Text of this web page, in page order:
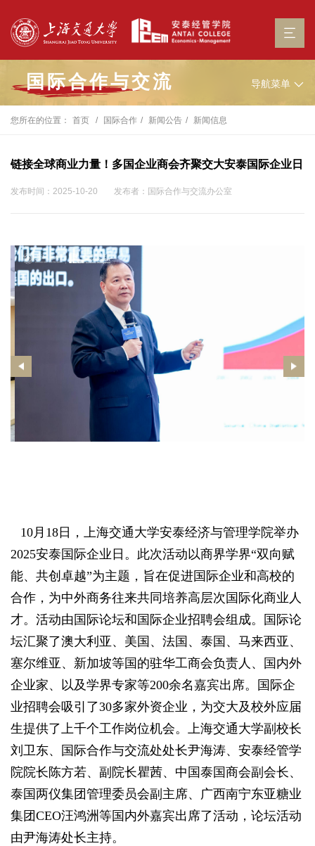
国际合作与交流 导航菜单
您所在的位置： 首页 国际合作 新闻公告 新闻信息
链接全球商业力量！多国企业商会齐聚交大安泰国际企业日
发布时间：2025-10-20 发布者：国际合作与交流办公室
10月18日，上海交通大学安泰经济与管理学院举办
2025安泰国际企业日。此次活动以商界学界“双向赋
能、共创卓越”为主题，旨在促进国际企业和高校的
合作，为中外商务往来共同培养高层次国际化商业人
才。 活动由国际论坛和国际企业招聘会组成。
国际论
坛汇聚了澳大利亚、美国、法国、泰国、马来西亚、
塞尔维亚、新加坡等国的驻华工商会负责人、国内外
企业家、以及学界专家等200余名嘉宾出席。国际企
业招聘会吸引了30多家外资企业，为交大及校外应届
生提供了上千个工作岗位机会。上海交通大学副校长
刘卫东、国际合作与交流处处长尹海涛、安泰经管学
院院长陈方若、副院长瞿茜、中国泰国商会副会长、
泰国两仪集团管理委员会副主席、广西南宁东亚糖业
集团CEO汪鸿洲等国内外嘉宾出席了活动， 论坛活动
由尹海涛处长主持。